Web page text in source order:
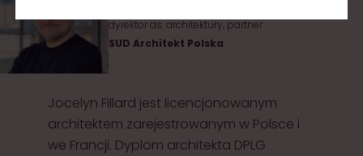
dyrektor ds. architektury, partner
SUD Architekt Polska
Jocelyn Fillard jest licencjonowanym
architektem zarejestrowanym w Polsce i
we Francji. Dyplom architekta DPLG